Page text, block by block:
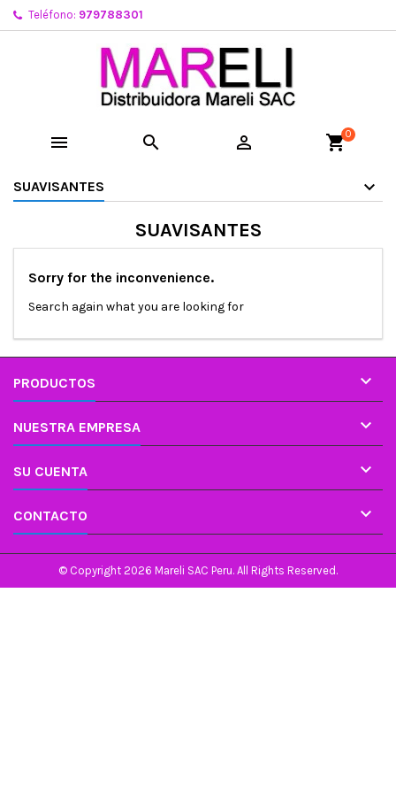
Teléfono: 979788301
   shopping_cart0
SUAVISANTES
SUAVISANTES
Sorry for the inconvenience.
Search again what you are looking for
PRODUCTOS 
NUESTRA EMPRESA 
SU CUENTA 
CONTACTO 
© Copyright 2026 Mareli SAC Peru. All Rights Reserved.